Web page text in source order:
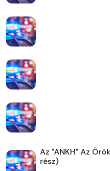
Az "ANKH" Az
rész)